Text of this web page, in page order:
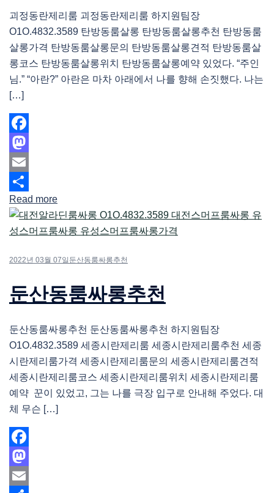
괴정동란제리룸 괴정동란제리룸 하지원팀장
O1O.4832.3589 탄방동룸살롱 탄방동룸살롱추천 탄방동룸
살롱가격 탄방동룸살롱문의 탄방동룸살롱견적 탄방동룸살
롱코스 탄방동룸살롱위치 탄방동룸살롱예약 있었다. “주인
님.” “아란?” 아란은 마차 아래에서 나를 향해 손짓했다. 나는
[…]
Facebook
Mastodon
Email
Share
Read more
2022년 03월 07일 둔산동룸싸롱추천
둔산동룸싸롱추천
둔산동룸싸롱추천 둔산동룸싸롱추천 하지원팀장
O1O.4832.3589 세종시란제리룸 세종시란제리룸추천 세종
시란제리룸가격 세종시란제리룸문의 세종시란제리룸견적
세종시란제리룸코스 세종시란제리룸위치 세종시란제리룸
예약 꾼이 있었고, 그는 나를 극장 입구로 안내해 주었다. 대
체 무슨 […]
Facebook
Mastodon